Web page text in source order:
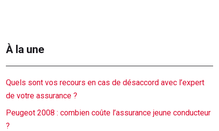
À la une
Quels sont vos recours en cas de désaccord avec l’expert
de votre assurance ?
Peugeot 2008 : combien coûte l’assurance jeune conducteur
?